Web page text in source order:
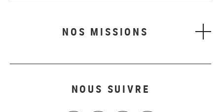
NOS MISSIONS
NOUS SUIVRE